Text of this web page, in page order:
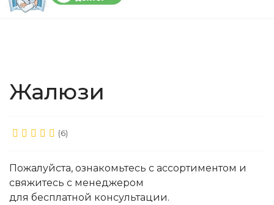
Жалюзи
(6)
Пожалуйста, ознакомьтесь с ассортиментом и
свяжитесь с менеджером
для бесплатной консультации.